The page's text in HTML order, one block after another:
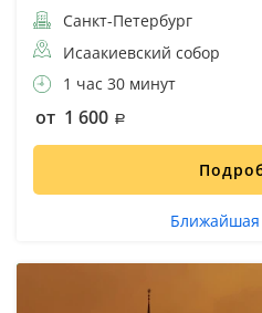
Санкт-Петербург
Исаакиевский собор
1 час 30 минут
от 1 600
Ближайшая